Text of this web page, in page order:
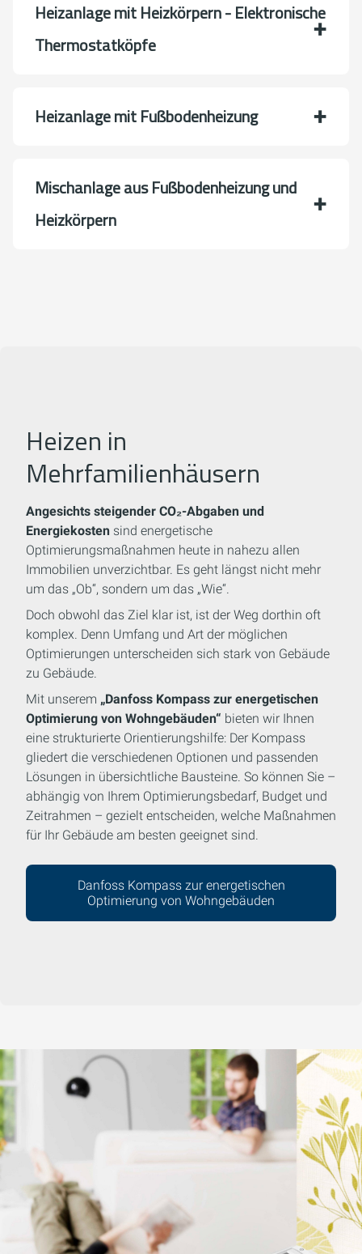
Heizanlage mit Heizkörpern - Elektronische
Thermostatköpfe
Heizanlage mit Fußbodenheizung
Mischanlage aus Fußbodenheizung und
Heizkörpern
Heizen in
Mehrfamilienhäusern
Angesichts steigender CO₂-Abgaben und
Energiekosten sind energetische
Optimierungsmaßnahmen heute in nahezu allen
Immobilien unverzichtbar. Es geht längst nicht mehr
um das „Ob“, sondern um das „Wie“.
Doch obwohl das Ziel klar ist, ist der Weg dorthin oft
komplex. Denn Umfang und Art der möglichen
Optimierungen unterscheiden sich stark von Gebäude
zu Gebäude.
Mit unserem „Danfoss Kompass zur energetischen
Optimierung von Wohngebäuden“ bieten wir Ihnen
eine strukturierte Orientierungshilfe: Der Kompass
gliedert die verschiedenen Optionen und passenden
Lösungen in übersichtliche Bausteine. So können Sie –
abhängig von Ihrem Optimierungsbedarf, Budget und
Zeitrahmen – gezielt entscheiden, welche Maßnahmen
für Ihr Gebäude am besten geeignet sind.
Danfoss Kompass zur energetischen
Optimierung von Wohngebäuden